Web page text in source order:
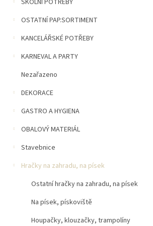
p
a
e
ŠKOLNÍ POTŘEBY
OSTATNÍ PAP.SORTIMENT
KANCELÁŘSKÉ POTŘEBY
KARNEVAL A PARTY
Nezařazeno
DEKORACE
GASTRO A HYGIENA
OBALOVÝ MATERIÁL
Stavebnice
Hračky na zahradu, na písek
Ostatní hračky na zahradu, na písek
Na písek, pískoviště
Houpačky, klouzačky, trampolíny